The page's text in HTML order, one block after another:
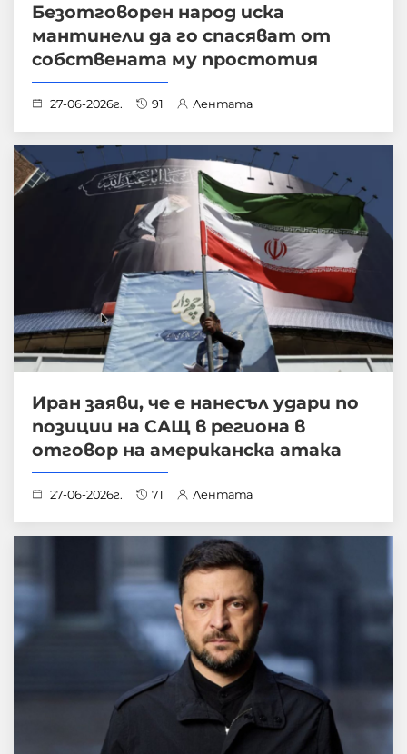
Безотговорен народ иска
мантинели да го спасяват от
собствената му простотия
27-06-2026г. 91 Лентата
Иран заяви, че е нанесъл удари по
позиции на САЩ в региона в
отговор на американска атака
27-06-2026г. 71 Лентата